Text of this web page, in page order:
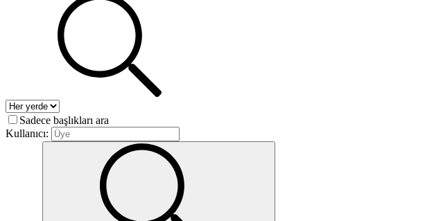
Sadece başlıkları ara
Kullanıcı: